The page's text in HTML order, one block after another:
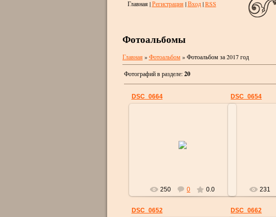
Главная|Регистрация |Вход|RSS
Фотоальбомы
Главная »Фотоальбом» Фотоальбом за 2017 год
Фотографий в разделе:20
DSC_0664
250 0 0.0
DSC_0654
231
DSC_0652 DSC_0662